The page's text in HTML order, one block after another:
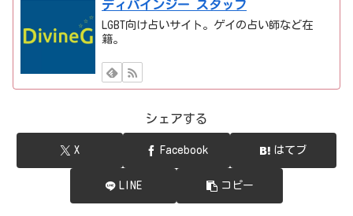
ディバインジー スタッフ
LGBT向け占いサイト。ゲイの占い師など在
籍。
シェアする
X Facebook はてブ
LINE コピー